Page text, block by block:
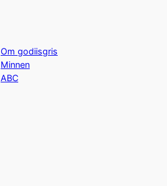
Om godiisgris
Minnen
ABC